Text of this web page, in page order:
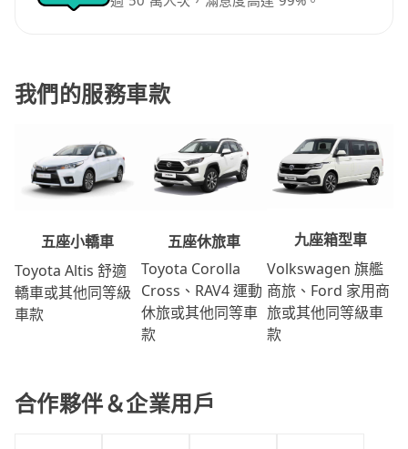
我們的服務車款
五座小轎車
Toyota Altis 舒適
轎車或其他同等級
車款
五座休旅車
Toyota Corolla
Cross、RAV4 運動
休旅或其他同等車
款
九座箱型車
Volkswagen 旗艦
商旅、Ford 家用商
旅或其他同等級車
款
合作夥伴＆企業用戶